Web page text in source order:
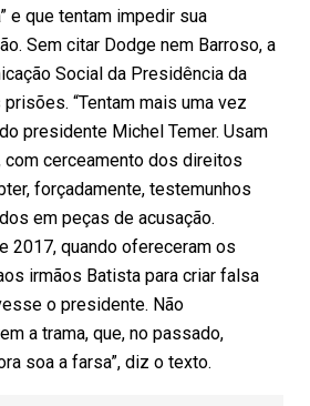
e que tentam impedir sua
Sem citar Dodge nem Barroso, a
Social da Presidência da
“Tentam mais uma vez
presidente Michel Temer. Usam
cerceamento dos direitos
forçadamente, testemunhos
em peças de acusação.
2017, quando ofereceram os
irmãos Batista para criar falsa
o presidente. Não
a trama, que, no passado,
soa a farsa”, diz o texto.